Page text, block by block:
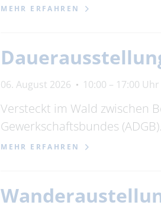
MEHR ERFAHREN
06. August 2026 10:00 – 17:00 Uhr
Versteckt im Wald zwischen
Gewerkschaftsbundes
MEHR ERFAHREN